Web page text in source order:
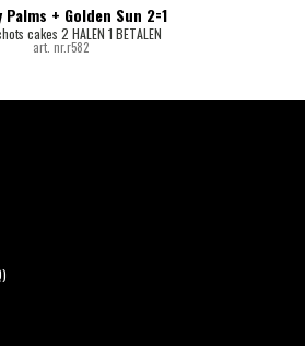
Palms + Golden Sun 2=1
cakes 2 HALEN 1 BETALEN
art. nr.r582